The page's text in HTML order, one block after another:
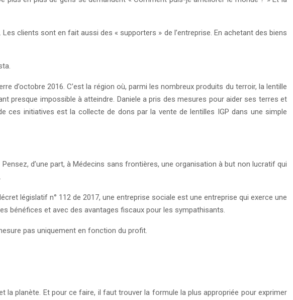
clients sont en fait aussi des « supporters » de l’entreprise. En achetant des biens
d’octobre 2016. C’est la région où, parmi les nombreux produits du terroir, la lentille
presque impossible à atteindre. Daniele a pris des mesures pour aider ses terres et
ces initiatives est la collecte de dons par la vente de lentilles IGP dans une simple
d’une part, à Médecins sans frontières, une organisation à but non lucratif qui
législatif n° 112 de 2017, une entreprise sociale est une entreprise qui exerce une
bénéfices et avec des avantages fiscaux pour les sympathisants.
pas uniquement en fonction du profit.
la planète. Et pour ce faire, il faut trouver la formule la plus appropriée pour exprimer